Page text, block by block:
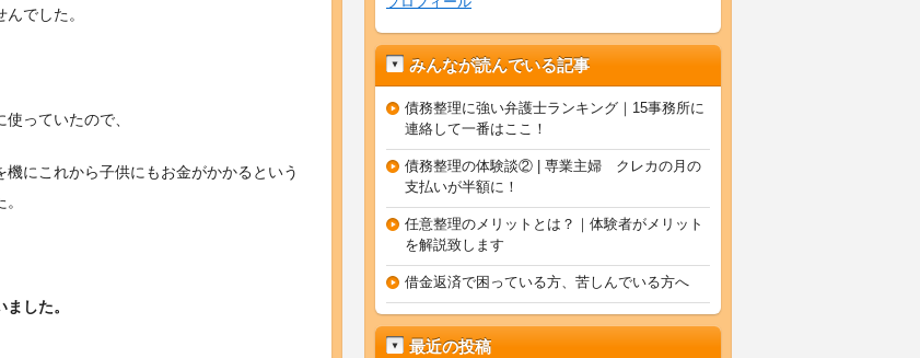
でした。
っていたので、
にこれから子供にもお金がかかるという
した。
みんなが読んでいる記事
債務整理に強い弁護士ランキング｜15事務所に
連絡して一番はここ！
債務整理の体験談② | 専業主婦 クレカの月の
支払いが半額に！
任意整理のメリットとは？｜体験者がメリット
を解説致します
借金返済で困っている方、苦しんでいる方へ
最近の投稿